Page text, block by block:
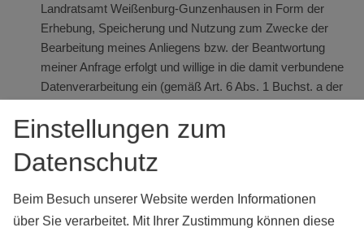
Landratsamt Weißenburg-Gunzenhausen in Form der
Erhebung, Speicherung und Nutzung zum Zwecke der
Bearbeitung meines Anliegens bzw. der Beantwortung
meiner Anfrage erfolgt und willige in die damit verbundene
Datenverarbeitung ein (gemäß Art. 6 Abs. 1 Buchst. a der
Ich habe dieDatenschutzerklärung des Landratsamtes
Weißenburg-Gunzenhausen gelesen
darauf hingewiesen worden, dass die im Rahmen des
vorstehend genannten Zweckes erhobenen persönlichen
Einstellungen zum
Datenschutz
Beim Besuch unserer Website werden Informationen
über Sie verarbeitet. Mit Ihrer Zustimmung können diese